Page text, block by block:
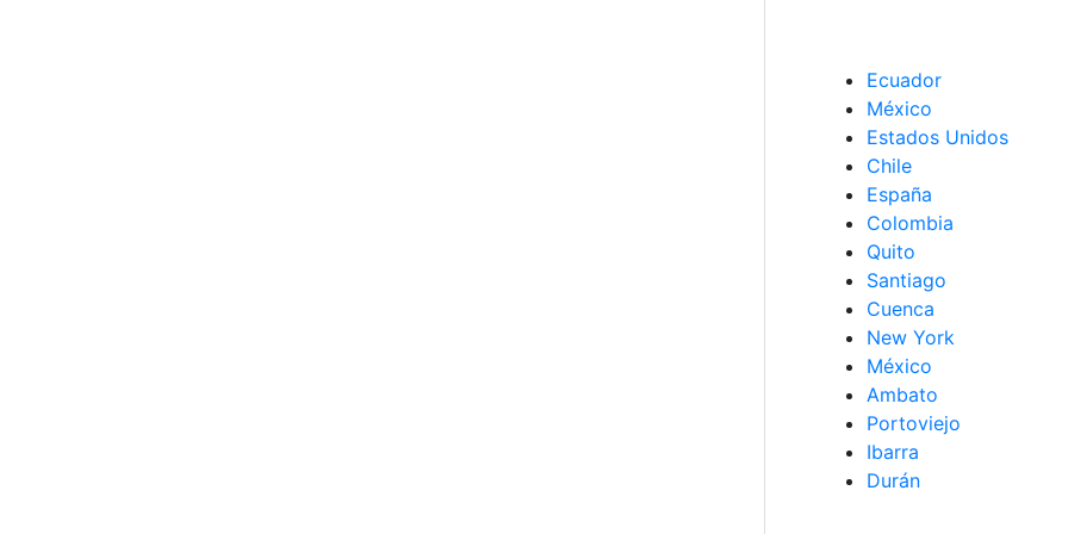
Ecuador
México
Estados Unidos
Chile
España
Colombia
Quito
Santiago
Cuenca
New York
México
Ambato
Portoviejo
Ibarra
Durán